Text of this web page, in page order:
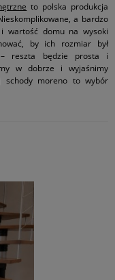
to polska produkcja
a bardzo
wartość domu na wysoki
by ich rozmiar był
reszta będzie prosta i
w dobrze i wyjaśnimy
schody moreno to wybór